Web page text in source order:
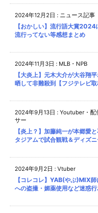
2024年12月2日 : ニュース記事
【おかしい】流行語大賞
流行ってない等感想まとめ
2024年11月3日 : MLB・NPB
【大炎上】元木大介が大谷翔
晒して非難殺到【フジテレビ取
2024年9月13日 : Youtuber・配
サー
【炎上？】加藤純一が本郷愛
タジアムで試合観戦＆ディズ
2024年9月2日 : Vtuber
【コレコレ】YAB(やぶ)MIX
への盗撮・媚薬使用など迷惑行